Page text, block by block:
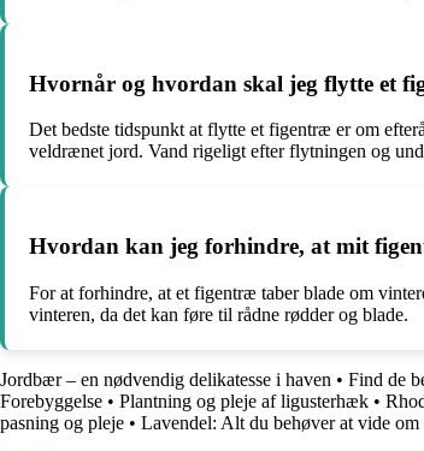
Hvornår og hvordan skal jeg flytte et
Det bedste tidspunkt at flytte et figentræ er om
veldrænet jord. Vand rigeligt efter flytningen og
Hvordan kan jeg forhindre, at mit
For at forhindre, at et figentræ taber blade om
vinteren, da det kan føre til rådne rødder og blade.
Jordbær – en nødvendig delikatesse i haven • Find de
Forebyggelse • Plantning og pleje af ligusterhæk •
pasning og pleje • Lavendel: Alt du behøver at vide